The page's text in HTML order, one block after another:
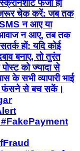
फर्जी हो
चेक करें: जब तक
न आए या
न आए, तब तक
हों: यदि कोई
बनाए, तो तुरंत
को ज्यादा से
के सभी व्यापारी भाई
फंसने से बच सकें।